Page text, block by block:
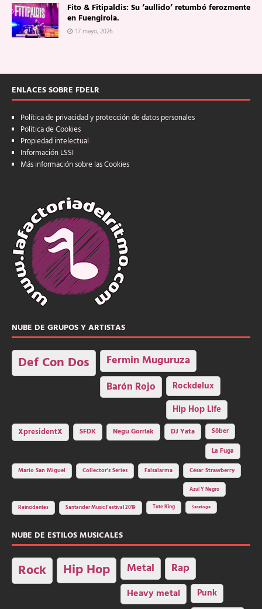
Fito & Fitipaldis: Su ‘aullido’ retumbó ferozmente
en Fuengirola.
17 mayo, 2026
ENLACES SOBRE FDELR
Política de privacidad y protección de datos personales
Política de Cookies
Propiedad intelectual
Información LSSI
Más información sobre las Cookies
NUBE DE GRUPOS Y ARTISTAS
Def Con Dos Fermin Muguruza
Barón Rojo Rockdelux
Hip Hop Life
XpresidentX SFDK Negu Gorriak DJ Yata
Sôber
La Fuga
Mario San Miguel
Collector's Series Falsalarma César Strawberry
Azul Y Negro
Reincidentes Santander Music Festival 2019 Tote King Saratoga
NUBE DE ESTILOS MUSICALES
Rock Hip Hop Metal Rap
Heavy metal Punk